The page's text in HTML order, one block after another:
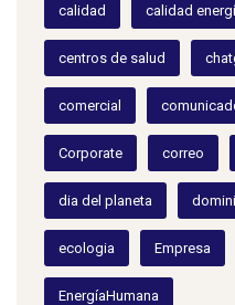
calidad calidad
centros de salud
comercial
Corporate correo
dia del planeta
ecologia Empresa
EnergíaHumana